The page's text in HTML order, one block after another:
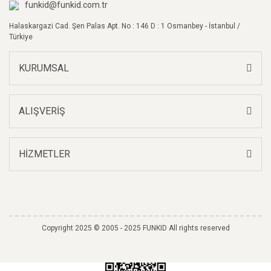
Bu ürüne benzer farklı alternatifler olmalı.
funkid@funkid.com.tr
Halaskargazi Cad. Şen Palas Apt. No : 146 D : 1 Osmanbey - İstanbul /
Türkiye
KURUMSAL
ALIŞVERİŞ
HİZMETLER
Copyright 2025 © 2005 - 2025 FUNKID All rights reserved